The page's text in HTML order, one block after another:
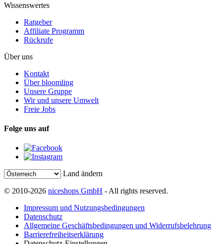
Wissenswertes
Ratgeber
Affiliate Programm
Rückrufe
Über uns
Kontakt
Über bloomling
Unsere Gruppe
Wir und unsere Umwelt
Freie Jobs
Folge uns auf
Land ändern
© 2010-2026 niceshops GmbH - All rights reserved.
Impressum und Nutzungsbedingungen
Datenschutz
Allgemeine Geschäftsbedingungen und Widerrufsbelehrung
Barrierefreiheitserklärung